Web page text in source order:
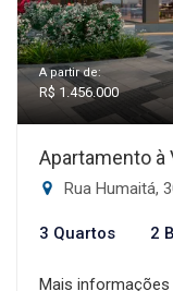
A partir de:
R$ 1.456.000
Apartamento à
Rua Humaitá,
3 Quartos 2
Mais informações